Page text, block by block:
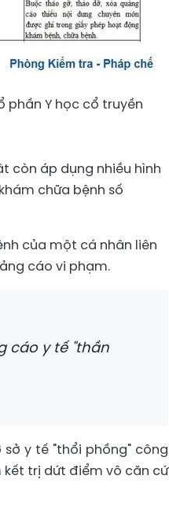
phần Y học cổ truyền
còn áp dụng nhiều hình
chữa bệnh số
của một cá nhân liên
cáo vi phạm.
cáo y tế "thần
y tế "thổi phồng" công
trị dứt điểm vô căn cứ